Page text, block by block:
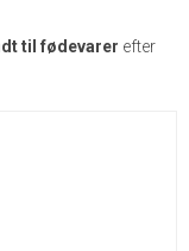
til fødevarer efter